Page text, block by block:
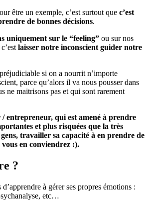
être un exemple, c’est surtout que c’est
de bonnes décisions.
uniquement sur le “feeling” ou sur nos
laisser notre inconscient guider notre
si on a nourrit n’importe
parce qu’alors il va nous pousser dans
ne maitrisons pas et qui sont rarement
entrepreneur, qui est amené à prendre
et plus risquées que la très
travailler sa capacité à en prendre de
vous en conviendrez :).
?
à gérer ses propres émotions :
etc…